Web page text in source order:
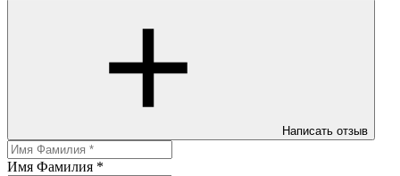
Написать отзыв
Имя Фамилия *